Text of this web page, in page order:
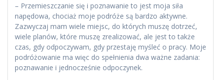
– Przemieszczanie się i poznawanie to jest moja siła
napędowa, chociaż moje podróże są bardzo aktywne.
Zazwyczaj mam wiele miejsc, do których muszę dotrzeć,
wiele planów, które muszę zrealizować, ale jest to także
czas, gdy odpoczywam, gdy przestaję myśleć o pracy. Moje
podróżowanie ma więc do spełnienia dwa ważne zadania:
poznawanie i jednocześnie odpoczynek.